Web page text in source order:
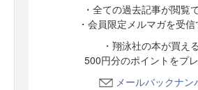
・全ての過去記事が閲覧
・会員限定メルマガを受
・翔泳社の本が買え
500円分のポイントをプ
メールバックナン